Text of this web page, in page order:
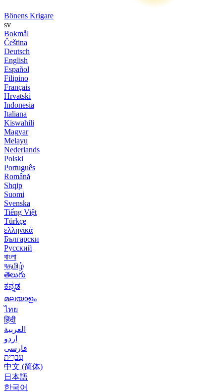
Bönens Krigare
sv
Bokmål
Čeština
Deutsch
English
Español
Filipino
Français
Hrvatski
Indonesia
Italiana
Kiswahili
Magyar
Melayu
Nederlands
Polski
Português
Română
Shqip
Suomi
Svenska
Tiếng Việt
Türkçe
ελληνικά
Български
Русский
বাংলা
বதமிழ்
తెలుగు
ಕನ್ನಡ
മലയാളം
ไทย
हिंदी
العربية
اردو
فارسی
עִברִית
中文 (简体)
日本語
한국어